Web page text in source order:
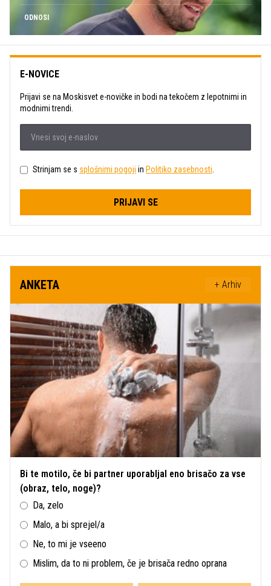
ODNOSI
E-NOVICE
Prijavi se na Moskisvet e-novičke in bodi na tekočem z lepotnimi in
modnimi trendi.
Strinjam se s splošnimi pogoji in Politiko zasebnosti
PRIJAVI SE
ANKETA + Arhiv
Bi te motilo, če bi partner uporabljal eno brisačo za vse
(obraz, telo, noge)?
Da, zelo
Malo, a bi sprejel/a
Ne, to mi je vseeno
Mislim, da to ni problem, če je brisača redno oprana